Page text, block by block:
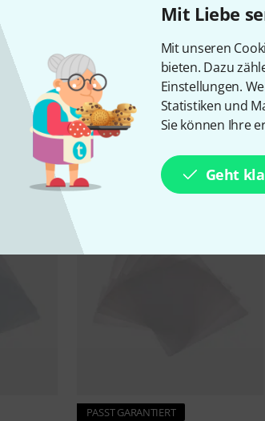
Mit Liebe
Mit unseren
bieten. Dazu
Einstellungen.
Statistiken und
Sie können Ihre
Geht
PASST GARANTIERT